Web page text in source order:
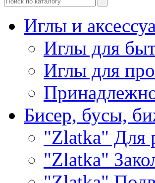
Иглы и
Иглы для
Иглы для
Бисер, бусы,
"Zlatka" Для
"Zlatka"